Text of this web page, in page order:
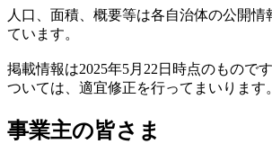
人口、面積、概要等は各自治体の公開情
ています。
掲載情報は2025年5月22日時点のもので
ついては、適宜修正を行ってまいります。
事業主の皆さま